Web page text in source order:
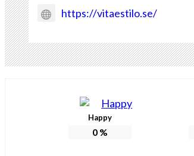
https://vitaestilo.se/
Happy
0 %